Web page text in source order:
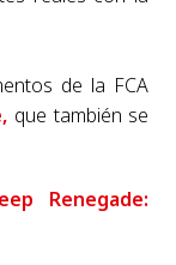
de la FCA
que también se
Renegade: